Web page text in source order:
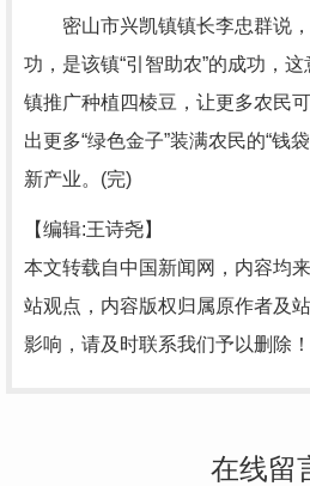
密山市兴凯镇镇长李忠群说，
功，是该镇“引智助农”的成功，
镇推广种植四棱豆，让更多农民
出更多“绿色金子”装满农民的“钱
新产业。(完)
【编辑:王诗尧】
本文转载自中国新闻网，内容均
站观点，内容版权归属原作者及
影响，请及时联系我们予以删除！
在线留